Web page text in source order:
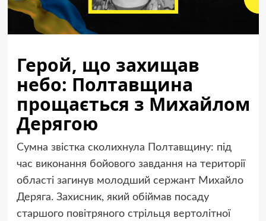
Герой, що захищав
небо: Полтавщина
прощається з Михайлом
Дерягою
Сумна звістка сколихнула Полтавщину: під
час виконання бойового завдання на території
області загинув молодший сержант Михайло
Деряга. Захисник, який обіймав посаду
старшого повітряного стрільця вертолітної